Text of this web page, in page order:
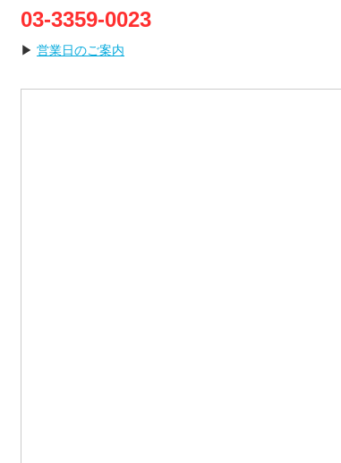
03-3359-0023
▶ 営業日のご案内